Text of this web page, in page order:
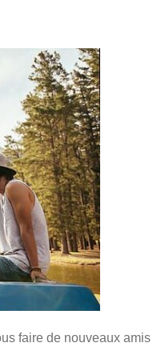
faire de nouveaux amis